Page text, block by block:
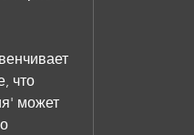
что
может